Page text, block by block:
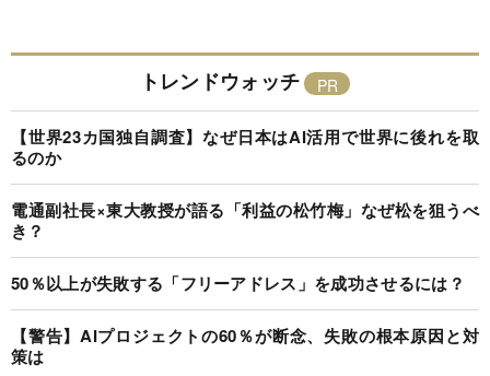
トレンドウォッチ
【世界23カ国独自調査】なぜ日本はAI活用で世界に後れを取
るのか
電通副社長×東大教授が語る「利益の松竹梅」なぜ松を狙うべ
き？
50％以上が失敗する「フリーアドレス」を成功させるには？
【警告】AIプロジェクトの60％が断念、失敗の根本原因と対
策は